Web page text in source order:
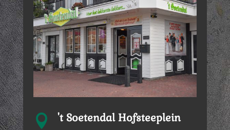
 't Soetendal Hofsteeplein